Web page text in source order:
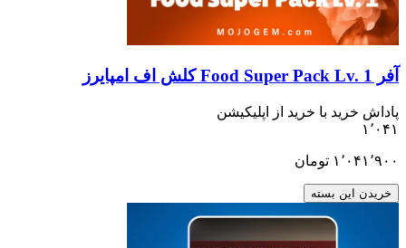
با خرید از اپلیکیشن
تومان
بسته